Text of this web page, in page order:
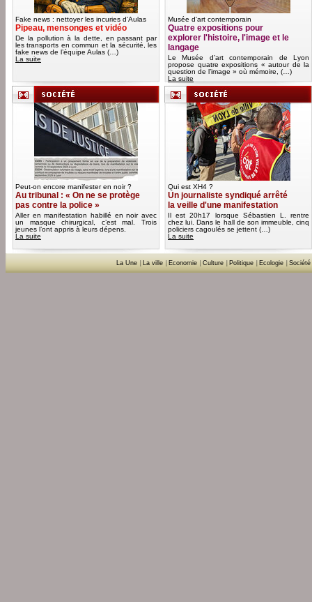
Fake news : nettoyer les incuries d'Aulas
Pipeau, mensonges et vidéo
De la pollution à la dette, en passant par
les transports en commun et la sécurité, les
fake news de l’équipe Aulas (…)
La suite
Musée d'art contemporain
Quatre expositions pour
explorer l'histoire, l'image et le
langage
Le Musée d’art contemporain de Lyon
propose quatre expositions « autour de la
question de l’image » où mémoire, (…)
La suite
Peut-on encore manifester en noir ?
Au tribunal : « On ne se protège
pas contre la police »
Aller en manifestation habillé en noir avec
un masque chirurgical, c’est mal. Trois
jeunes l’ont appris à leurs dépens.
La suite
Qui est XH4 ?
Un journaliste syndiqué arrêté
la veille d'une manifestation
Il est 20h17 lorsque Sébastien L. rentre
chez lui. Dans le hall de son immeuble, cinq
policiers cagoulés se jettent (…)
La suite
La Une La ville Economie Culture Politique Ecologie Société